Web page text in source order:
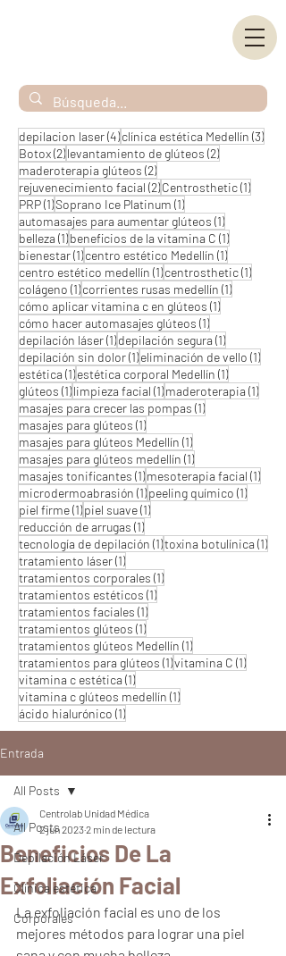
depilacion laser(4)4 entradas
clínica estética Medellín (3)3
Botox(2)2 entradas
levantamiento de glúteos (2)2 entradas
maderoterapia glúteos (2)2 entradas
rejuvenecimiento facial (2)2 entradas
Centrosthetic(1)1
PRP(1)1 entrada
Soprano Ice Platinum (1)1 entrada
automasajes para aumentar glúteos (1)1 entrada
belleza (1)1 entrada
beneficios de la vitamina C (1)1 entrada
bienestar(1)1 entrada
centro estético Medellín (1)1 entrada
centro estético medellín (1)1 entrada
centrosthetic(1)1
colágeno (1)1 entrada
corrientes rusas medellín (1)1 entrada
cómo aplicar vitamina c en glúteos (1)1 entrada
cómo hacer automasajes glúteos (1)1 entrada
depilación láser(1)1 entrada
depilación segura (1)1 entrada
depilación sin dolor(1)1 entrada
eliminación de vello (1)1
estética (1)1 entrada
estética corporal Medellín (1)1 entrada
glúteos (1)1 entrada
limpieza facial (1)1 entrada
maderoterapia (1)1
masajes para crecer las pompas (1)1 entrada
masajes para glúteos (1)1 entrada
masajes para glúteos Medellín (1)1 entrada
masajes para glúteos medellín (1)1 entrada
masajes tonificantes (1)1 entrada
mesoterapia facial (1)1
microdermoabrasión (1)1 entrada
peeling químico (1)1
piel firme(1)1 entrada
piel suave(1)1 entrada
reducción de arrugas (1)1 entrada
tecnología de depilación (1)1 entrada
toxina botulínica (1)1
tratamiento láser(1)1 entrada
tratamientos corporales (1)1 entrada
tratamientos estéticos (1)1 entrada
tratamientos faciales (1)1 entrada
tratamientos glúteos (1)1 entrada
tratamientos glúteos Medellín (1)1 entrada
tratamientos para glúteos (1)1 entrada
vitamina C (1)1 entrada
vitamina c estética (1)1 entrada
vitamina c glúteos medellín (1)1 entrada
ácido hialurónico (1)1 entrada
Entrada
All Posts
Depilación Láser
Clínica estética
Corporales
All Posts
Beneficios De La
Exfoliación Facial
Centrolab Unidad Médica
2 jun 20232 min de lectura
La exfoliación facial es uno de los
mejores métodos para lograr una piel